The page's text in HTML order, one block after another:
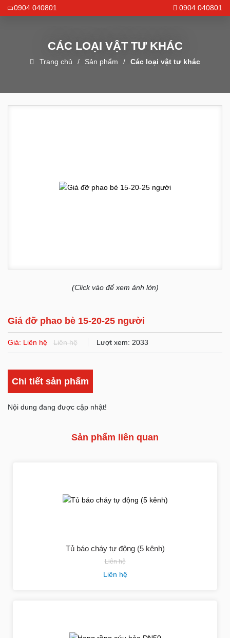
0904 040801 0904 040801
CÁC LOẠI VẬT TƯ KHÁC
Trang chủ Sản phẩm Các loại vật tư khác
(Click vào để xem ảnh lớn)
Giá đỡ phao bè 15-20-25 người
Giá: Liên hệ Liên hệ Lượt xem: 2033
Chi tiết sản phẩm
Nội dung đang được cập nhật!
Sản phẩm liên quan
Tủ báo cháy tự động (5 kênh)
Liên hệ
Liên hệ